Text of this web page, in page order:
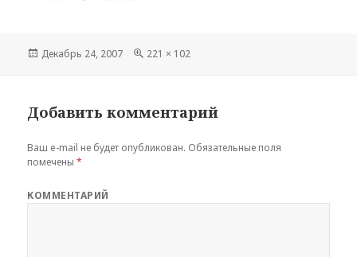
Опубликовано
Декабрь 24, 2007
Полный
221 × 102
Добавить комментарий
Ваш e-mail не будет опубликован. Обязательные поля
помечены*
КОММЕНТАРИЙ